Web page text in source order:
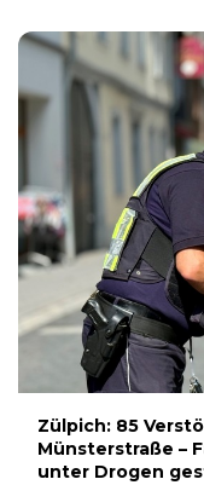
Zülpich: 85
Münsterstraße –
unter Drogen